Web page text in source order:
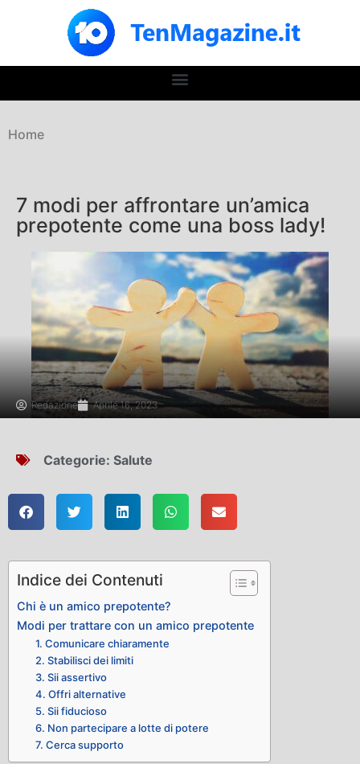
Home
7 modi per affrontare un’amica
prepotente come una boss lady!
Redazione Aprile 16, 2023
Categorie: Salute
Indice dei Contenuti
Chi è un amico prepotente?
Modi per trattare con un amico prepotente
1. Comunicare chiaramente
2. Stabilisci dei limiti
3. Sii assertivo
4. Offri alternative
5. Sii fiducioso
6. Non partecipare a lotte di potere
7. Cerca supporto